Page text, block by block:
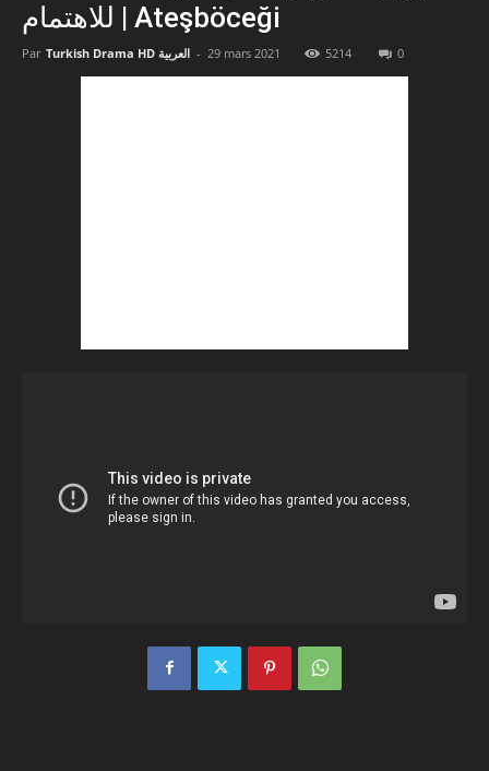
للاهتمام | Ateşböceği
Par Turkish Drama HD العربية - 29 mars 2021 5214 0